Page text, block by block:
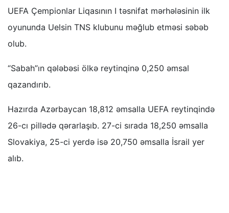
UEFA Çempionlar Liqasının I təsnifat mərhələsinin ilk
oyununda Uelsin TNS klubunu məğlub etməsi səbəb
olub.
“Sabah”ın qələbəsi ölkə reytinqinə 0,250 əmsal
qazandırıb.
Hazırda Azərbaycan 18,812 əmsalla UEFA reytinqində
26-cı pillədə qərarlaşıb. 27-ci sırada 18,250 əmsalla
Slovakiya, 25-ci yerdə isə 20,750 əmsalla İsrail yer
alıb.